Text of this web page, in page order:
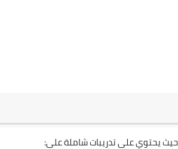
يحتوي على تدريبات شاملة على: